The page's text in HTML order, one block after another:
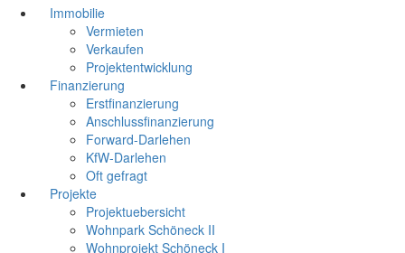
Immobilie
Vermieten
Verkaufen
Projektentwicklung
Finanzierung
Erstfinanzierung
Anschlussfinanzierung
Forward-Darlehen
KfW-Darlehen
Oft gefragt
Projekte
Projektuebersicht
Wohnpark Schöneck II
Wohnprojekt Schöneck I